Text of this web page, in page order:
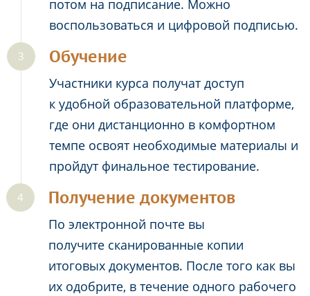
потом на подписание. Можно
воспользоваться и цифровой подписью.
Обучение
Участники курса получат доступ
к удобной образовательной платформе,
где они дистанционно в комфортном
темпе освоят необходимые материалы и
пройдут финальное тестирование.
Получение документов
По электронной почте вы
получите сканированные копии
итоговых документов. После того как вы
их одобрите, в течение одного рабочего